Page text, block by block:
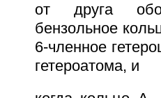
от друга
бензольное
6-членное
гетероатома, и